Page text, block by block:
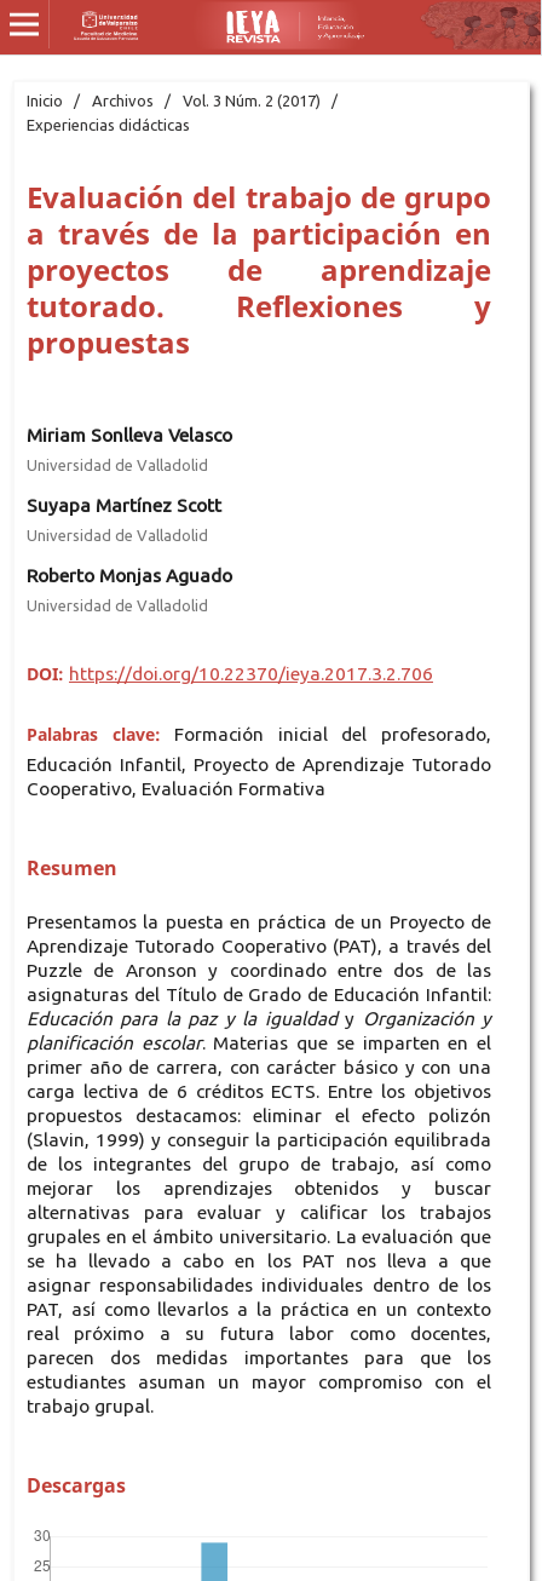
Inicio / Archivos / Vol. 3 Núm. 2 (2017)
/
Experiencias didácticas
Evaluación del trabajo de grupo
a través de la participación en
proyectos de aprendizaje
tutorado. Reflexiones y
propuestas
Miriam Sonlleva Velasco
Universidad de Valladolid
Suyapa Martínez Scott
Universidad de Valladolid
Roberto Monjas Aguado
Universidad de Valladolid
DOI: https://doi.org/10.22370/ieya.2017.3.2.706
Palabras clave:
Formación inicial del profesorado,
Educación Infantil, Proyecto de Aprendizaje Tutorado
Cooperativo, Evaluación Formativa
Resumen
Presentamos la puesta en práctica de un Proyecto de
Aprendizaje Tutorado Cooperativo (PAT), a través del
Puzzle de Aronson y coordinado entre dos de las
asignaturas del Título de Grado de Educación Infantil:
Educación para la paz y la igualdady Organización y
planificación escolar. Materias que se imparten en el
primer año de carrera, con carácter básico y con una
carga lectiva de 6 créditos ECTS. Entre los objetivos
propuestos destacamos: eliminar el efecto polizón
(Slavin, 1999) y conseguir la participación equilibrada
de los integrantes del grupo de trabajo, así como
mejorar los aprendizajes obtenidos y buscar
alternativas para evaluar y calificar los trabajos
grupales en el ámbito universitario. La evaluación que
se ha llevado a cabo en los PAT nos lleva a que
asignar responsabilidades individuales dentro de los
PAT, así como llevarlos a la práctica en un contexto
real próximo a su futura labor como docentes,
parecen dos medidas importantes para que los
estudiantes asuman un mayor compromiso con el
trabajo grupal.
Descargas